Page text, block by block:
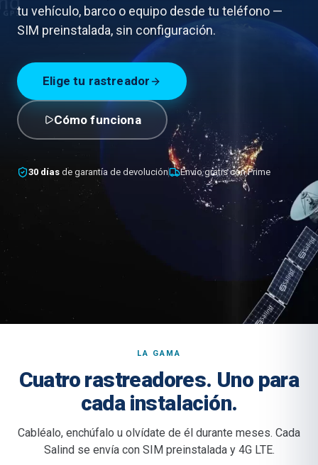
tu vehículo, barco o equipo desde tu teléfono —
SIM preinstalada, sin configuración.
Elige tu rastreador
Cómo funciona
30 días de garantía de devolución Envío gratis con Prime
LA GAMA
Cuatro rastreadores. Uno para
cada instalación.
Cabléalo, enchúfalo u olvídate de él durante meses. Cada
Salind se envía con SIM preinstalada y 4G LTE.